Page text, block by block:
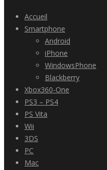
Accueil
Smartphone
Android
iPhone
WindowsPhone
Blackberry
Xbox360-One
PS3 – PS4
PS Vita
Wii
3DS
PC
Mac